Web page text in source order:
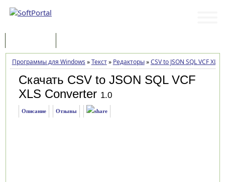
Программы для Windows »Текст» Редакторы»CSV to JSON SQL VCF
Скачать CSV to JSON SQL VCF
XLS Converter 1.0
Описание Отзывы